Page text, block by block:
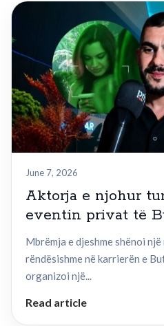
June 7, 2026
Aktorja e njohur
eventin privat të
Mbrëmja e djeshme shënoi
rëndësishme në karrierën e
organizoi një...
Read article